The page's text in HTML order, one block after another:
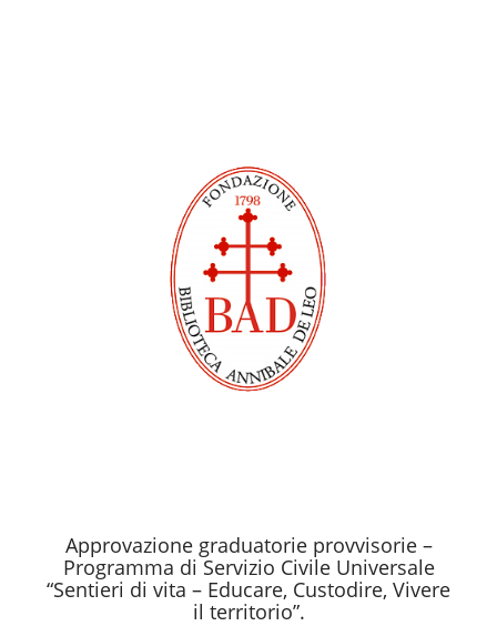
Approvazione graduatorie provvisorie –
Programma di Servizio Civile Universale
“Sentieri di vita – Educare, Custodire, Vivere
il territorio”.